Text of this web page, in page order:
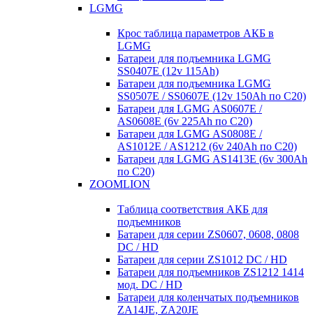
LGMG
Крос таблица параметров АКБ в
LGMG
Батареи для подъемника LGMG
SS0407E (12v 115Ah)
Батареи для подъемника LGMG
SS0507E / SS0607E (12v 150Ah по С20)
Батареи для LGMG AS0607E /
AS0608E (6v 225Ah по С20)
Батареи для LGMG AS0808E /
AS1012E / AS1212 (6v 240Ah по С20)
Батареи для LGMG AS1413E (6v 300Ah
по С20)
ZOOMLION
Таблица соответствия АКБ для
подъемников
Батареи для серии ZS0607, 0608, 0808
DC / HD
Батареи для серии ZS1012 DC / HD
Батареи для подъемников ZS1212 1414
мод. DC / HD
Батареи для коленчатых подъемников
ZA14JE, ZA20JE